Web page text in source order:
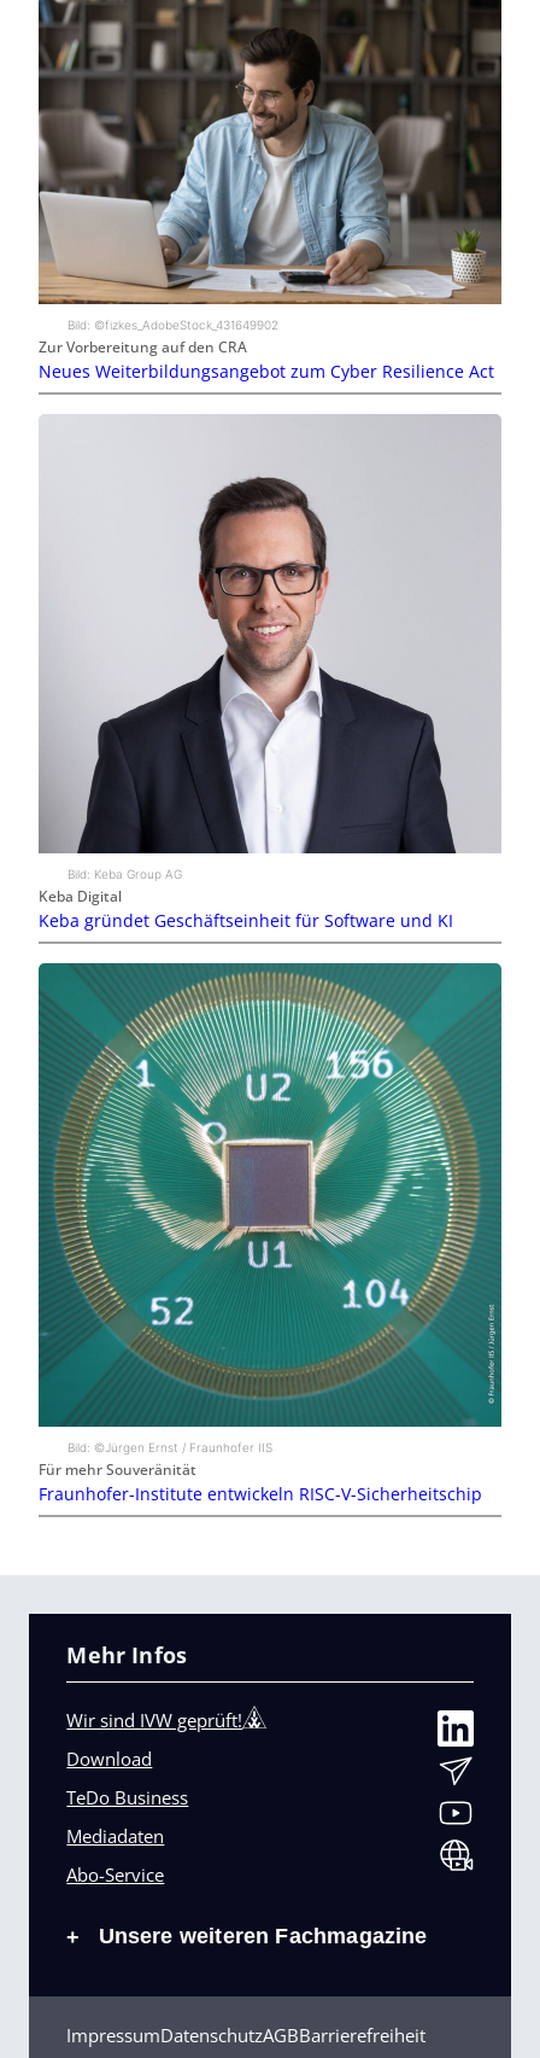
Bild: ©fizkes_AdobeStock_431649902
Zur Vorbereitung auf den CRA
Neues Weiterbildungsangebot zum Cyber Resilience Act
Bild: Keba Group AG
Keba Digital
Keba gründet Geschäftseinheit für Software und KI
Bild: ©Jürgen Ernst / Fraunhofer IIS
Für mehr Souveränität
Fraunhofer-Institute entwickeln RISC-V-Sicherheitschip
Mehr Infos
Wir sind IVW geprüft!
Download
TeDo Business
Mediadaten
Abo-Service
+ Unsere weiteren Fachmagazine
ImpressumDatenschutzAGBBarrierefreiheit